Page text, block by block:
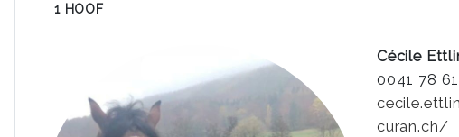
1 HOOF
Cécile
0041 78
curan.ch/